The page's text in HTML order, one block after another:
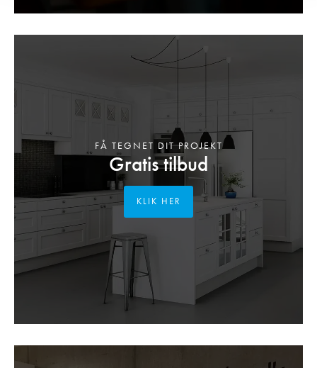
Gratis tilbud
FÅ TEGNET DIT PROJEKT
KLIK HER